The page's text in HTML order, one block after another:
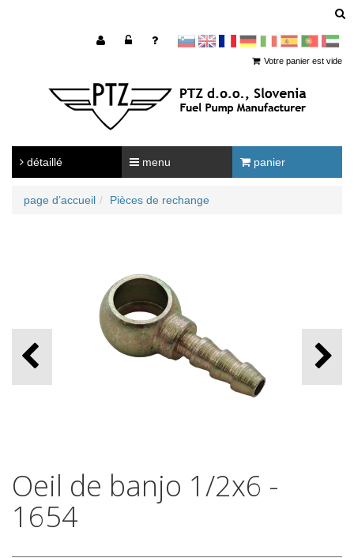
sl en francoščina
Nemščina
Italijanščina
Španščina
PortugalArabščina
Votre panier est vide
détaillé menu panier
page d’accueil Pièces de rechange
Oeil de banjo 1/2x6 -
1654